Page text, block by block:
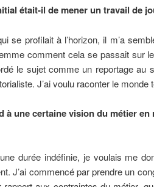
était-il de mener un travail de
se profilait à l’horizon, il m’a
comment cela se passait sur
le sujet comme un reportage
J’ai voulu raconter le monde
à une certaine vision du métier
durée indéfinie, je voulais me
J’ai commencé par prendre un